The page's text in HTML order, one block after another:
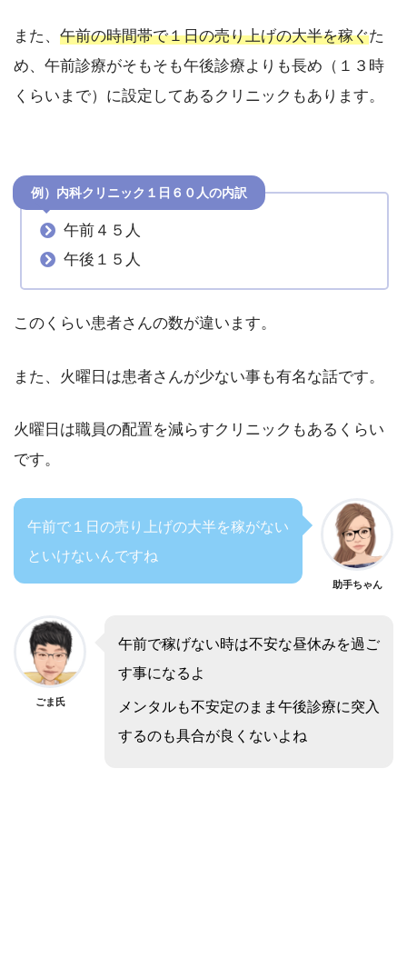
また、 午前の時間帯で１日の売り上げの大半を稼ぐた
め、午前診療がそもそも午後診療よりも長め（１３時
くらいまで）に設定してあるクリニックもあります。
例）内科クリニック１日６０人の内訳
午前４５人
午後１５人
このくらい患者さんの数が違います。
また、火曜日は患者さんが少ない事も有名な話です。
火曜日は職員の配置を減らすクリニックもあるくらい
です。
午前で１日の売り上げの大半を稼がない
といけないんですね
助手ちゃん
ごま氏
午前で稼げない時は不安な昼休みを過ご
す事になるよ
メンタルも不安定のまま午後診療に突入
するのも具合が良くないよね